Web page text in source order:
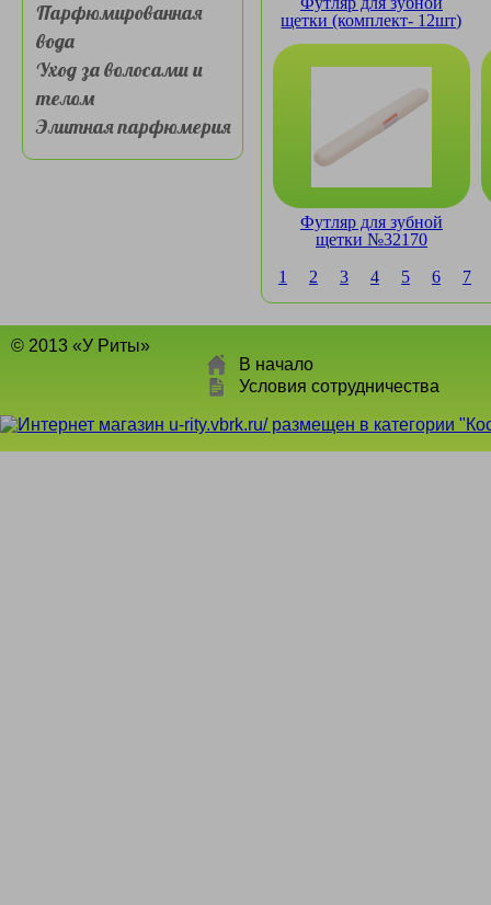
Парфюмированная
вода
Уход за волосами и
телом
Элитная парфюмерия
щетки (комплект- 12шт)
Футляр для зубной
щетки №32170
1
2 3 4 5 6 7
© 2013 «У Риты»
В начало
Условия сотрудничества